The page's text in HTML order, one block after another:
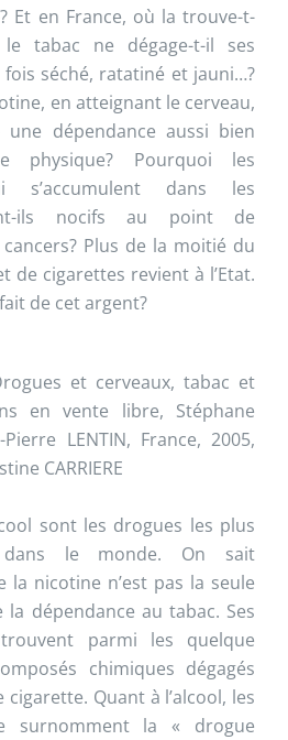
Et en France, où la trouve-t-
tabac ne dégage-t-il ses
fois séché, ratatiné et jauni…?
en atteignant le cerveau,
une dépendance aussi bien
physique? Pourquoi les
s’accumulent dans les
ils nocifs au point de
Plus de la moitié du
de cigarettes revient à l’Etat.
de cet argent?
et cerveaux, tabac et
en vente libre, Stéphane
Pierre LENTIN, France, 2005,
CARRIERE
sont les drogues les plus
dans le monde. On sait
la nicotine n’est pas la seule
la dépendance au tabac. Ses
parmi les quelque
chimiques dégagés
Quant à l’alcool, les
surnomment la « drogue